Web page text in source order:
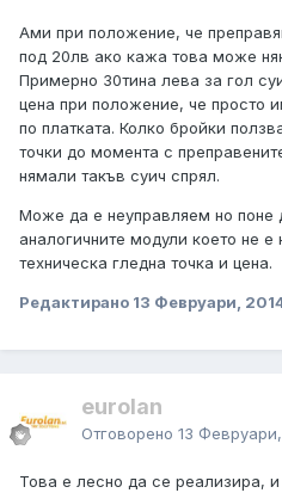
Ами при положение, че
под 20лв ако кажа това може
Примерно 30тина лева за гол
цена при положение, че просто
по платката. Колко бройки
точки до момента с
нямали такъв суич спрял.
Moже да е неуправляем но поне
аналогичните модули което не
техническа гледна точка и цена.
Редактирано 13 Февруари,
eurolan
Отговорено 13
Това е лесно да се реализира,